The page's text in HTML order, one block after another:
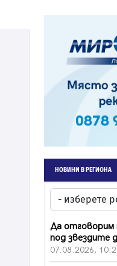
НОВИНИ В РЕГИОНА
Да отговорим
под звездите
07.08.2026,